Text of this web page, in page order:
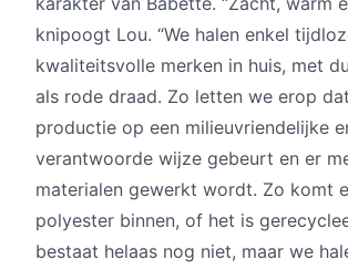
knipoogt Lou. “We halen enkel
kwaliteitsvolle merken in huis, met
als rode draad. Zo letten we erop
productie op een milieuvriendelijke
verantwoorde wijze gebeurt en er
materialen gewerkt wordt. Zo komt
polyester binnen, of het is
bestaat helaas nog niet, maar we